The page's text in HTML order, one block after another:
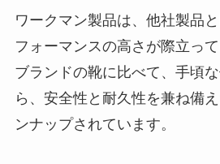
ワークマン製品は、他社製品
フォーマンスの高さが際立っ
ブランドの靴に比べて、手頃
ら、安全性と耐久性を兼ね備
ンナップされています。